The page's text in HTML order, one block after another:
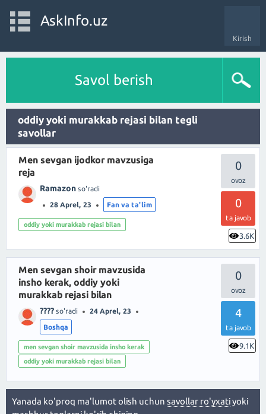
Kirish
AskInfo.uz
Savol berish
oddiy yoki murakkab rejasi bilan tegli
savollar
0
0
ta javob
3.6K
Men sevgan ijodkor mavzusiga
reja
Ramazon so'radi
28 Aprel, 23 Fan va ta'lim
oddiy yoki murakkab rejasi bilan
0
4
ta javob
9.1K
Men sevgan shoir mavzusida
insho kerak, oddiy yoki
murakkab rejasi bilan
???? so'radi 24 Aprel, 23
Boshqa
men sevgan shoir mavzusida insho kerak
oddiy yoki murakkab rejasi bilan
Yanada ko'proq ma'lumot olish uchun savollar ro'yxatiyoki